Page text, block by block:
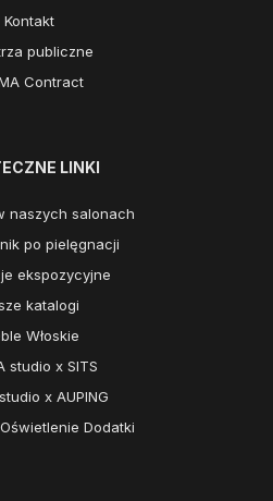
Kontakt
publiczne
Contract
LINKI
naszych salonach
po pielęgnacji
ekspozycyjne
katalogi
Włoskie
studio x SITS
x AUPING
Dodatki